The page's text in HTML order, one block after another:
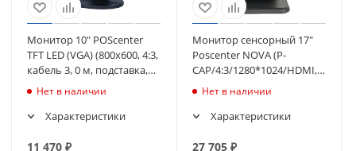
Монитор 10" POScenter
TFT LED (VGA) (800х600, 4:3,
кабель 3, 0 м, подставка,
черный) (736335)
Нет в наличии
Характеристики
11 470 ₽
Монитор сенсорный 17"
Poscenter NOVA (P-
CAP/4:3/1280*1024/HDMI,
VGA, USB, Audio out),
Нет в наличии
Характеристики
27 705₽